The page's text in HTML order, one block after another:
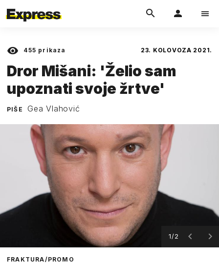
455 prikaza 23. KOLOVOZA 2021.
Dror Mišani: 'Želio sam
upoznati svoje žrtve'
PIŠE Gea Vlahović
1/2
FRAKTURA/PROMO